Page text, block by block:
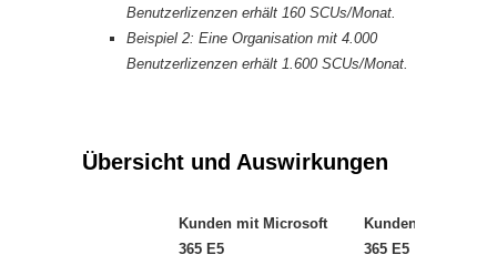
Benutzerlizenzen erhält 160 SCUs/Monat.
Beispiel 2: Eine Organisation mit 4.000
Benutzerlizenzen erhält 1.600 SCUs/Monat.
Übersicht und Auswirkungen
Kunden mit Microsoft
365 E5
Kunden ohne
365 E5